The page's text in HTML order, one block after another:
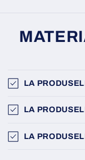
LA
LA
LA